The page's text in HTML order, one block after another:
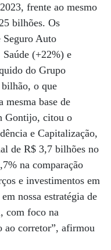
frente ao mesmo
bilhões. Os
Seguro Auto
(+22%) e
do Grupo
o que
mesma base de
Gontijo, citou o
e Capitalização,
de R$ 3,7 bilhões no
na comparação
e investimentos em
nossa estratégia de
com foco na
ao corretor”, afirmou